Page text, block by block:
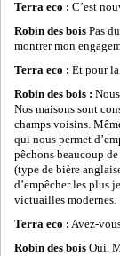
Terra eco : C’est
Robin des bois Pas
montrer mon
Terra eco : Et pour
Robin des bois :
Nos maisons sont
champs voisins.
qui nous permet
pêchons beaucoup
(type de bière
d’empêcher les plus
victuailles modernes.
Terra eco : Avez-
Robin des bois Oui.